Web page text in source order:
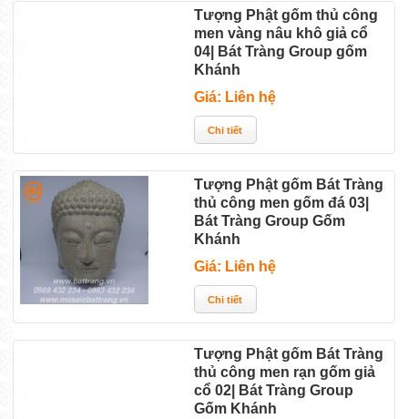
Tượng Phật gốm thủ công
men vàng nâu khô giả cổ
04| Bát Tràng Group gốm
Khánh
Giá: Liên hệ
Tượng Phật gốm Bát Tràng
thủ công men gốm đá 03|
Bát Tràng Group Gốm
Khánh
Giá: Liên hệ
Tượng Phật gốm Bát Tràng
thủ công men rạn gốm giả
cổ 02| Bát Tràng Group
Gốm Khánh